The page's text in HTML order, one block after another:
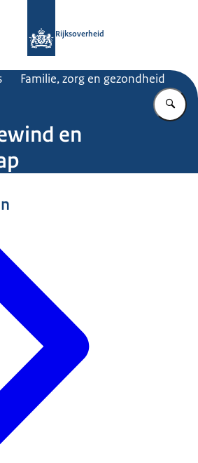
Rijksoverheid
Familie, zorg en gezondheid
en